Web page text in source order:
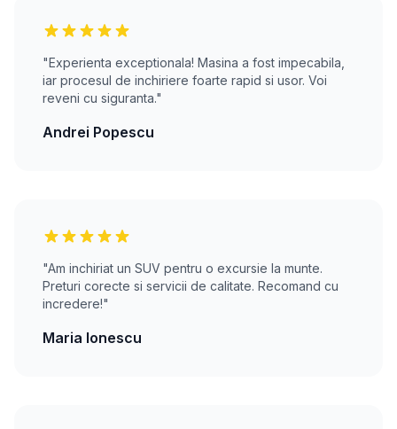
"Experienta exceptionala! Masina a fost impecabila,
iar procesul de inchiriere foarte rapid si usor. Voi
reveni cu siguranta."
Andrei Popescu
"Am inchiriat un SUV pentru o excursie la munte.
Preturi corecte si servicii de calitate. Recomand cu
incredere!"
Maria Ionescu